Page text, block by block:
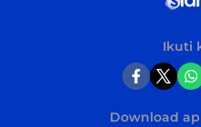
Ikuti
Download